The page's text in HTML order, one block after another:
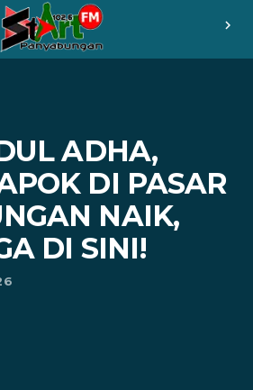
chevron_right
ADHA,
DI PASAR
NAIK,
DI SINI!